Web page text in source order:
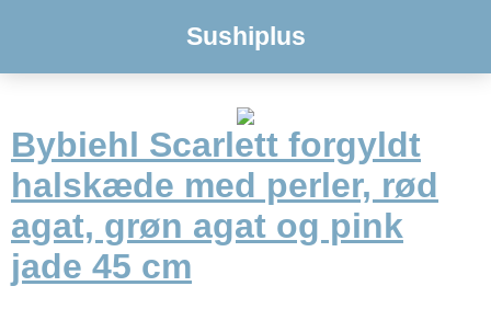
Sushiplus
Bybiehl Scarlett forgyldt
halskæde med perler, rød
agat, grøn agat og pink
jade 45 cm